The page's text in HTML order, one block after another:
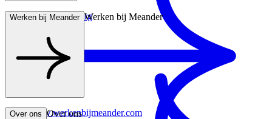
Wonen met zorg
Werken bij Meander Werken bij Meander
www.werkenbijmeander.com
Over ons Over ons